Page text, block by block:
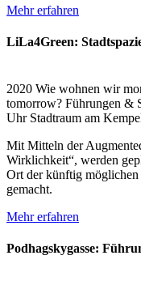
Mehr erfahren
LiLa4Green:
2020 Wie wohnen wir
tomorrow? Führungen &
Uhr Stadtraum am
Mit Mitteln der
Wirklichkeit“, werden
Ort der künftig möglichen
gemacht.
Mehr erfahren
Podhagskygasse: